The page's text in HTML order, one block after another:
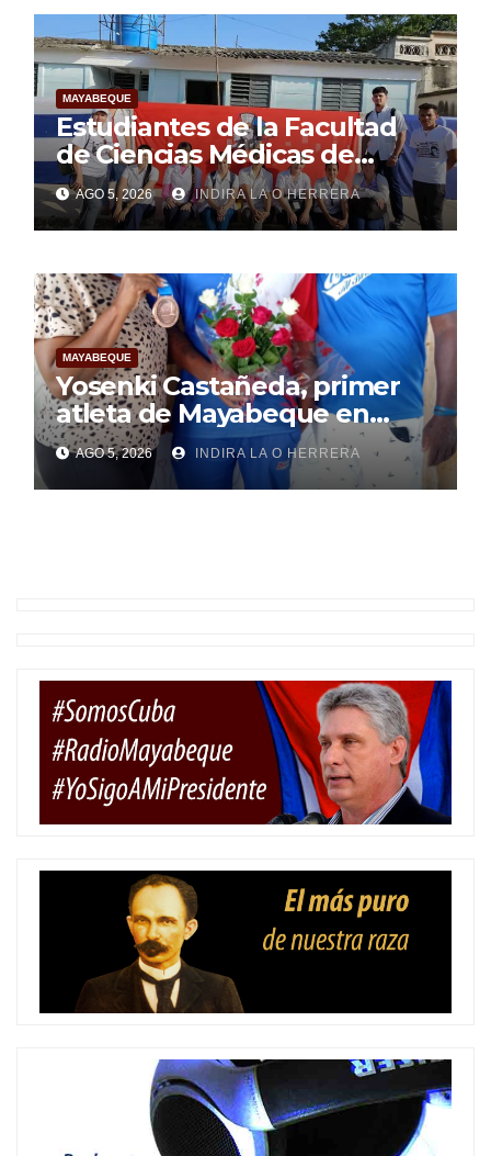
MAYABEQUE
Estudiantes de la Facultad
de Ciencias Médicas de
Mayabeque realizan
pesquisa
AGO 5, 2026 INDIRA LA O HERRERA
MAYABEQUE
Yosenki Castañeda, primer
atleta de Mayabeque en
subir al podio
centroamericano
AGO 5, 2026 INDIRA LA O HERRERA